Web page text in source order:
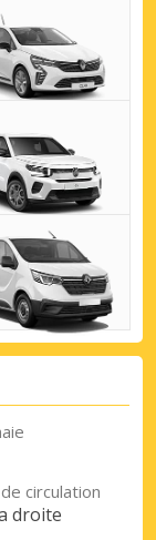
en un
circulation
droite